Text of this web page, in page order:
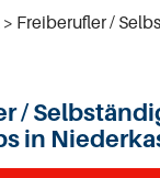
Freiberufler /
/
in